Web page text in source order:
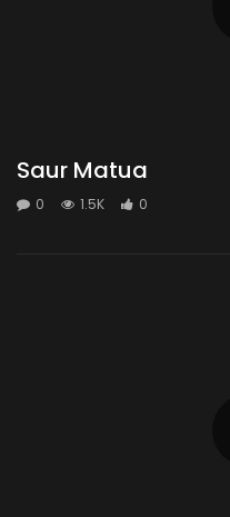
Saur Matua
0 1.5K 0